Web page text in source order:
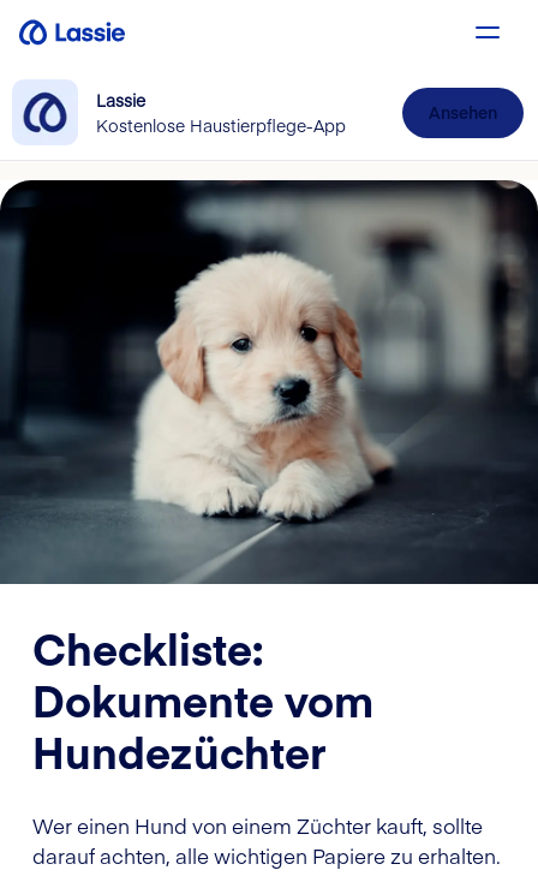
Lassie
Kostenlose Haustierpflege-App
Ansehen
Checkliste:
Dokumente vom
Hundezüchter
Wer einen Hund von einem Züchter kauft, sollte
darauf achten, alle wichtigen Papiere zu erhalten.